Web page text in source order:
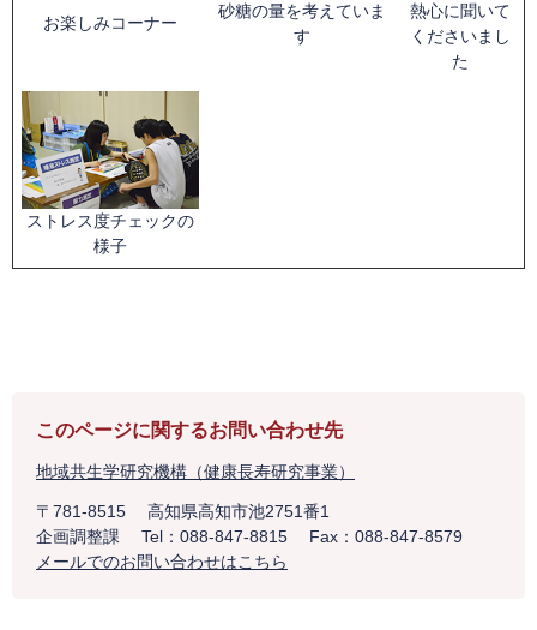
お楽しみコーナー
砂糖の量を考えていま
す
熱心に聞いて
くださいまし
た
ストレス度チェックの
様子
このページに関するお問い合わせ先
地域共生学研究機構（健康長寿研究事業）
〒781-8515
高知県高知市池2751番1
企画調整課
Tel：088-847-8815
Fax：088-847-8579
メールでのお問い合わせはこちら